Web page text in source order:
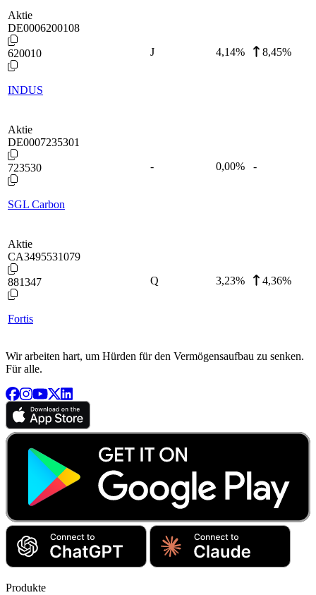
Aktie
DE0006200108
620010
INDUS
J 4,14% 8,45%
Aktie
DE0007235301
723530
SGL Carbon
- 0,00% -
Aktie
CA3495531079
881347
Fortis
Q 3,23% 4,36%
Wir arbeiten hart, um Hürden für den Vermögensaufbau zu senken.
Für alle.
Produkte